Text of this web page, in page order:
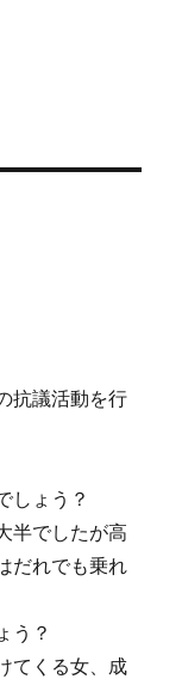
抗議活動を行
しょう？
半でしたが高
だれでも乗れ
う？
てくる女、成